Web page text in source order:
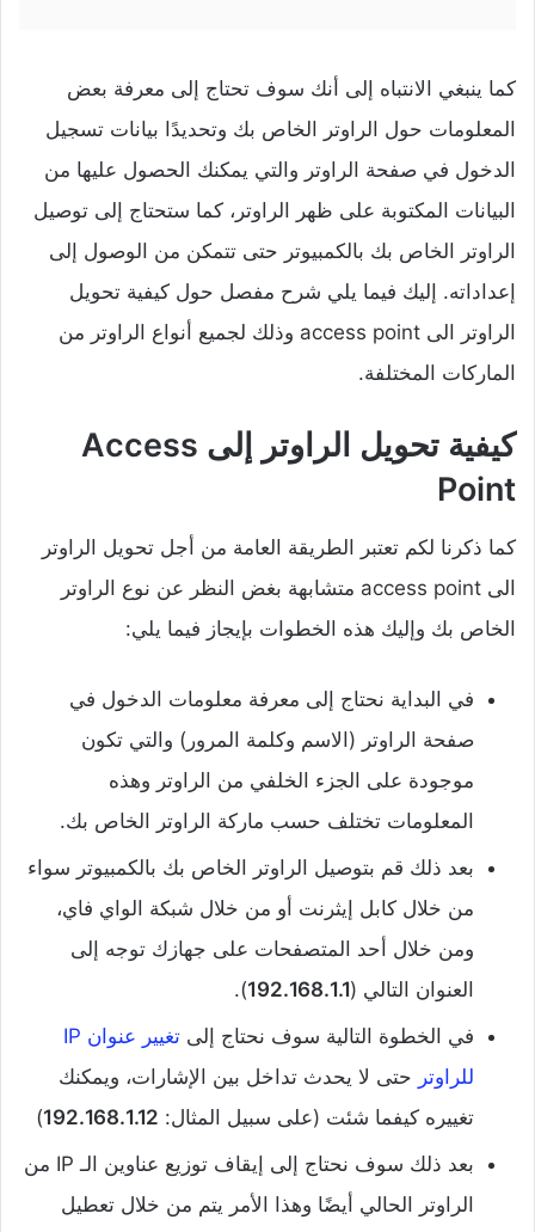
كما ينبغي الانتباه إلى أنك سوف تحتاج إلى معرفة بعض
المعلومات حول الراوتر الخاص بك وتحديدًا بيانات تسجيل
الدخول في صفحة الراوتر والتي يمكنك الحصول عليها من
البيانات المكتوبة على ظهر الراوتر، كما ستحتاج إلى توصيل
الراوتر الخاص بك بالكمبيوتر حتى تتمكن من الوصول إلى
إعداداته. إليك فيما يلي شرح مفصل حول كيفية تحويل
الراوتر الى access point وذلك لجميع أنواع الراوتر من
الماركات المختلفة.
كيفية تحويل الراوتر إلى Access
Point
كما ذكرنا لكم تعتبر الطريقة العامة من أجل تحويل الراوتر
الى access point متشابهة بغض النظر عن نوع الراوتر
الخاص بك وإليك هذه الخطوات بإيجاز فيما يلي:
في البداية نحتاج إلى معرفة معلومات الدخول في
صفحة الراوتر (الاسم وكلمة المرور) والتي تكون
موجودة على الجزء الخلفي من الراوتر وهذه
المعلومات تختلف حسب ماركة الراوتر الخاص بك.
بعد ذلك قم بتوصيل الراوتر الخاص بك بالكمبيوتر سواء
من خلال كابل إيثرنت أو من خلال شبكة الواي فاي،
ومن خلال أحد المتصفحات على جهازك توجه إلى
العنوان التالي (192.168.1.1
).
في الخطوة التالية سوف نحتاج إلى
تغيير عنوان IP
للراوتر حتى لا يحدث تداخل بين الإشارات، ويمكنك
تغييره كيفما شئت (على سبيل المثال: 192.168.1.12
)
بعد ذلك سوف نحتاج إلى إيقاف توزيع عناوين الـ IP من
الراوتر الحالي أيضًا وهذا الأمر يتم من خلال تعطيل